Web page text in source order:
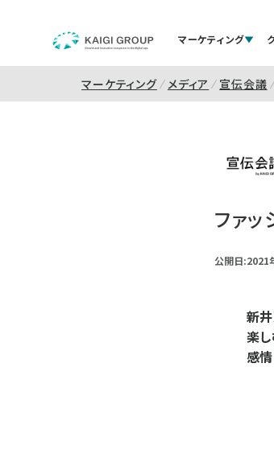
マーケティング
マーケティング メディア 宣伝会議
ファ
公開日:2021
新井
楽
感